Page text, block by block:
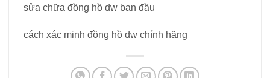
sửa chữa đồng hồ dw ban đầu
cách xác minh đồng hồ dw chính hãng